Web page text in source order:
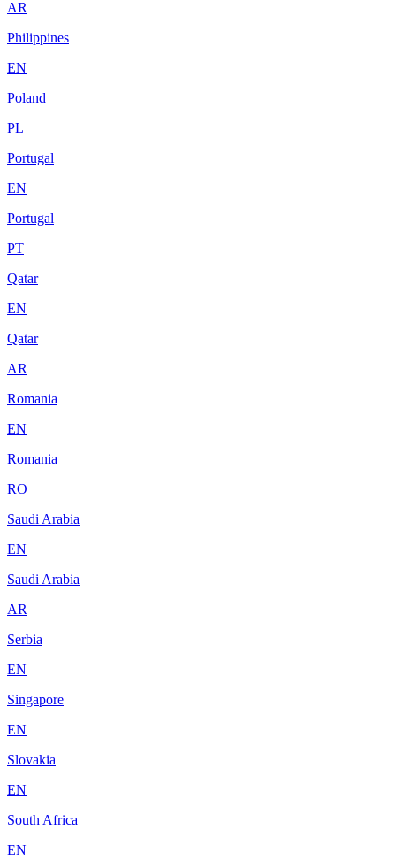
AR
Philippines
EN
Poland
PL
Portugal
EN
Portugal
PT
Qatar
EN
Qatar
AR
Romania
EN
Romania
RO
Saudi Arabia
EN
Saudi Arabia
AR
Serbia
EN
Singapore
EN
Slovakia
EN
South Africa
EN